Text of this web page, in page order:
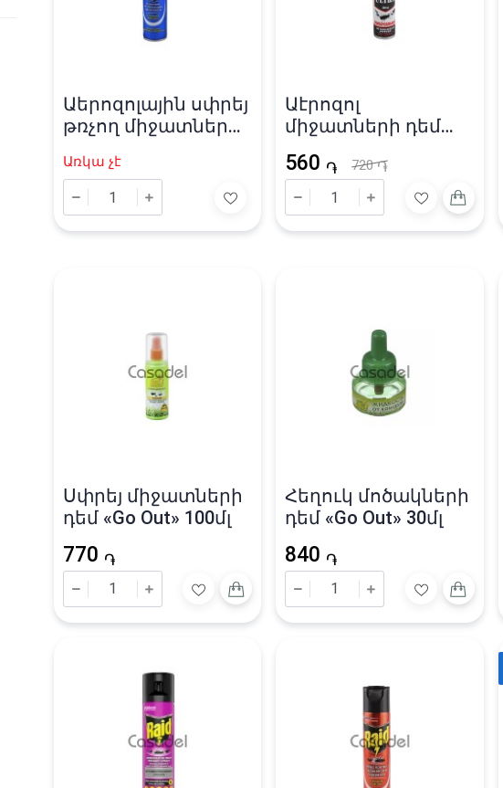
Աերոզոլային սփրեյ
թռչող միջատների
Առկա չէ
Աէրոզոլ
միջատների դեմ
560 ֏ 720֏
Սփրեյ միջատների
դեմ «Go Out» 100մլ
770 ֏
Հեղուկ մոծակների
դեմ «Go Out» 30մլ
840 ֏